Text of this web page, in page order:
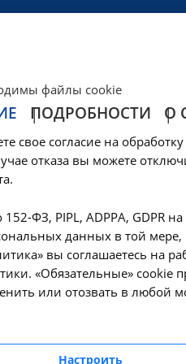
Биохимические исследования —
Оформите
вопросы.
файлы cookie
ПОДРОБНОСТИ О
свое согласие на
отказа вы можете
ФЗ, PIPL, ADPPA, GDPR
данных в той
вы соглашаетесь на
«Обязательные» cookie
или отозвать в любой
Настроить